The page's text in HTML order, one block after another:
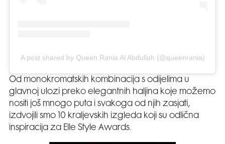
A post shared by Queen Rania Al Abdullah (@queenrania)
Od monokromatskih kombinacija s odijelima u
glavnoj ulozi preko elegantnih haljina koje možemo
nositi još mnogo puta i svakoga od njih zasjati,
izdvojili smo 10 kraljevskih izgleda koji su odlična
inspiracija za Elle Style Awards.